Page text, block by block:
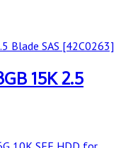
15K 2.5